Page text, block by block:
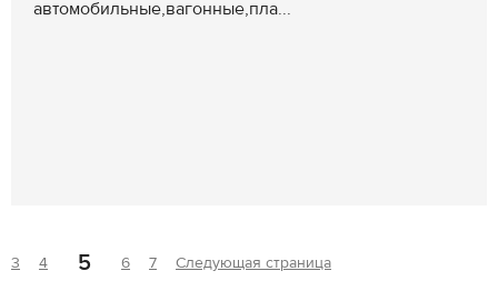
автомобильные,вагонные,пла...
3 4 5 6 7 Следующая страница